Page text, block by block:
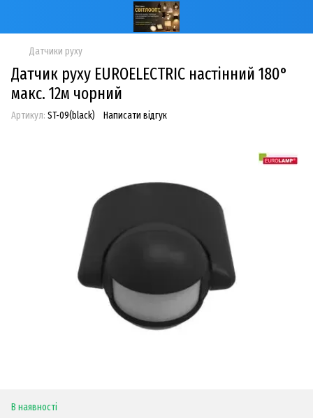
Датчики руху
Датчик руху EUROELECTRIC настінний 180°
макс. 12м чорний
Артикул: ST-09(black) Написати відгук
В наявності